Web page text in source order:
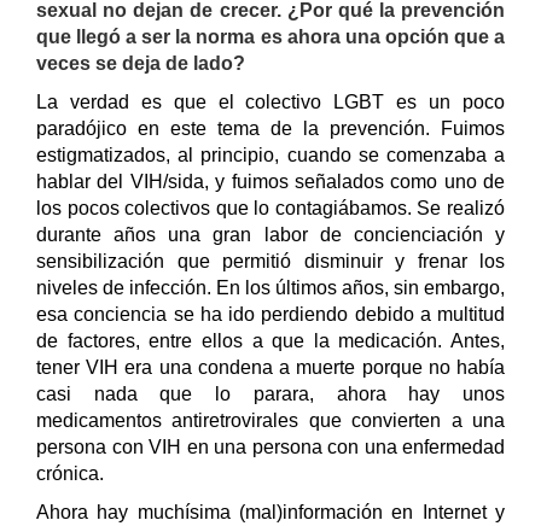
sexual no dejan de crecer. ¿Por qué la prevención
que llegó a ser la norma es ahora una opción que a
veces se deja de lado?
La verdad es que el colectivo LGBT es un poco
paradójico en este tema de la prevención. Fuimos
estigmatizados, al principio, cuando se comenzaba a
hablar del VIH/sida, y fuimos señalados como uno de
los pocos colectivos que lo contagiábamos. Se realizó
durante años una gran labor de concienciación y
sensibilización que permitió disminuir y frenar los
niveles de infección. En los últimos años, sin embargo,
esa conciencia se ha ido perdiendo debido a multitud
de factores, entre ellos a que la medicación. Antes,
tener VIH era una condena a muerte porque no había
casi nada que lo parara, ahora hay unos
medicamentos antiretrovirales que convierten a una
persona con VIH en una persona con una enfermedad
crónica.
Ahora hay muchísima (mal)información en Internet y